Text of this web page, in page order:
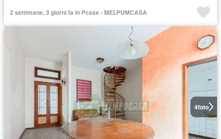
2 settimane, 3 giorni fa in Pcase - MELPUMCASA
4foto